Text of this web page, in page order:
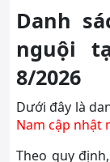
Danh
nguội
8/2026
Dưới đây là
Nam cập nhật
Theo quy